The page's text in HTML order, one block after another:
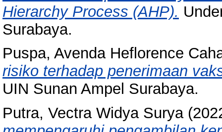
Hierarchy Process (AHP).
Surabaya.
Puspa, Avenda Heflorence
risiko terhadap penerimaan
UIN Sunan Ampel Surabaya.
Putra, Vectra Widya Surya